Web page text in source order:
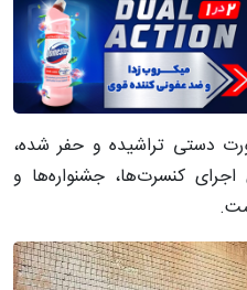
دستی تراشیده و حفر شده،
اجرای کنسرت‌ها، جشنواره‌ها و